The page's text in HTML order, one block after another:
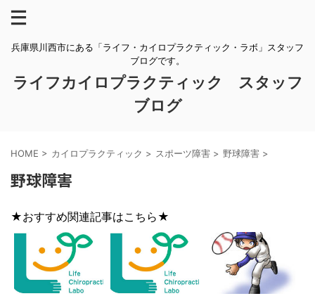
兵庫県川西市にある「ライフ・カイロプラクティック・ラボ」スタッフ
ブログです。
ライフカイロプラクティック スタッフ
ブログ
HOME > カイロプラクティック > スポーツ障害 > 野球障害 >
野球障害
★おすすめ関連記事はこちら★